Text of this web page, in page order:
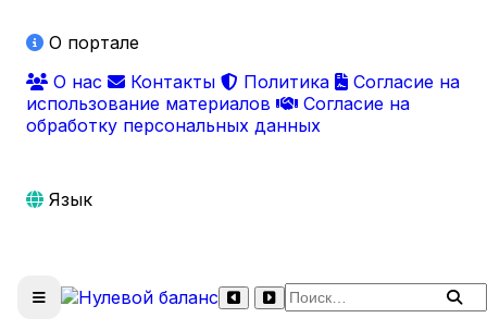
О портале
О нас
Контакты Политика
Согласие на
использование материалов
Согласие на
обработку персональных данных
Язык
Поиск по сайту